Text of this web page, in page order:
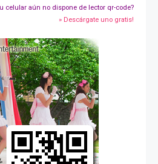
celular aún no dispone de lector qr-code?
» Descárgate uno gratis!